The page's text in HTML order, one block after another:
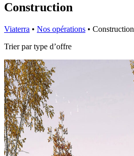
Construction
Viaterra • Nos opérations • Construction
Trier par type d’offre